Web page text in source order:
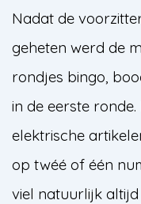
Nadat de
geheten werd de
rondjes bingo,
in de eerste
elektrische
op twéé of één
viel natuurlijk